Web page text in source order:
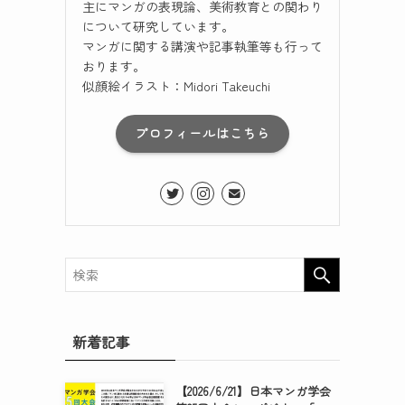
主にマンガの表現論、美術教育との関わり
について研究しています。
マンガに関する講演や記事執筆等も行って
おります。
似顔絵イラスト：Midori Takeuchi
プロフィールはこちら
新着記事
【2026/6/21】日本マンガ学会